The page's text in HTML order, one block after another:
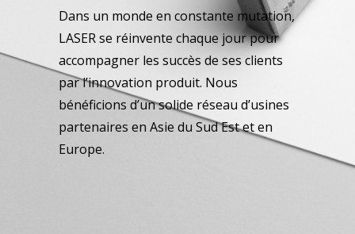
Dans un monde en constante mutation,
LASER se réinvente chaque jour pour
accompagner les succès de ses clients
par l’innovation produit. Nous
bénéficions d’un solide réseau d’usines
partenaires en Asie du Sud Est et en
Europe.